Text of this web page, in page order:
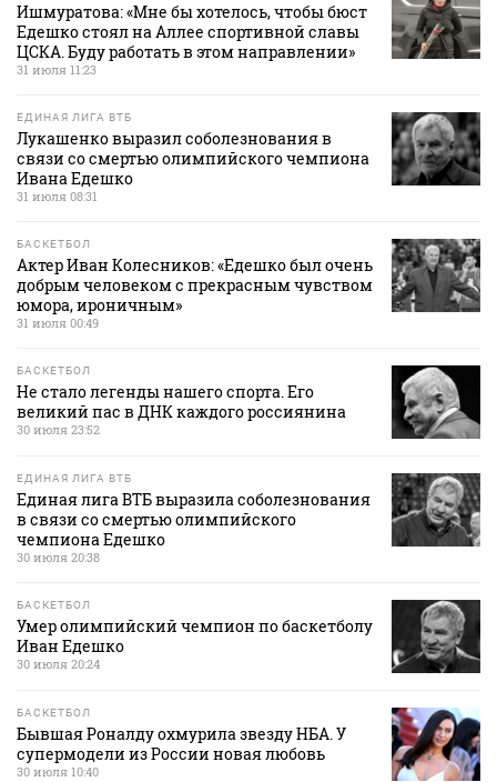
Ишмуратова: «Мне бы хотелось, чтобы бюст
Едешко стоял на Аллее спортивной славы
ЦСКА. Буду работать в этом направлении»
31 июля 11:23
ЕДИНАЯ ЛИГА ВТБ
Лукашенко выразил соболезнования в
связи со смертью олимпийского чемпиона
Ивана Едешко
31 июля 08:31
БАСКЕТБОЛ
Актер Иван Колесников: «Едешко был очень
добрым человеком с прекрасным чувством
юмора, ироничным»
31 июля 00:49
БАСКЕТБОЛ
Не стало легенды нашего спорта. Его
великий пас в ДНК каждого россиянина
30 июля 23:52
ЕДИНАЯ ЛИГА ВТБ
Единая лига ВТБ выразила соболезнования
в связи со смертью олимпийского
чемпиона Едешко
30 июля 20:38
БАСКЕТБОЛ
Умер олимпийский чемпион по баскетболу
Иван Едешко
30 июля 20:24
БАСКЕТБОЛ
Бывшая Роналду охмурила звезду НБА. У
супермодели из России новая любовь
30 июля 10:40